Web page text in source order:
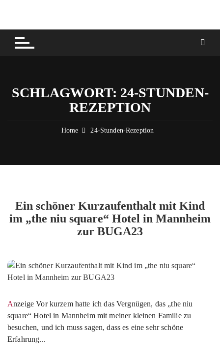
content
SCHLAGWORT: 24-STUNDEN-
REZEPTION
Home 24-Stunden-Rezeption
Ein schöner Kurzaufenthalt mit Kind
im „the niu square“ Hotel in Mannheim
zur BUGA23
Anzeige Vor kurzem hatte ich das Vergnügen, das „the niu
square“ Hotel in Mannheim mit meiner kleinen Familie zu
besuchen, und ich muss sagen, dass es eine sehr schöne
Erfahrung...